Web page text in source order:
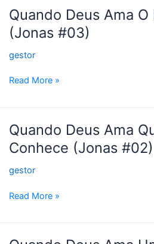
Quando Deus Ama
(Jonas #03)
gestor
Quando
Deus
Ama
Pregador
(Jonas
#03)
Read More »
Quando Deus Ama
Conhece (Jonas #02)
gestor
Quando
Deus
Ama
Não
Conhece
Read More »
Quando